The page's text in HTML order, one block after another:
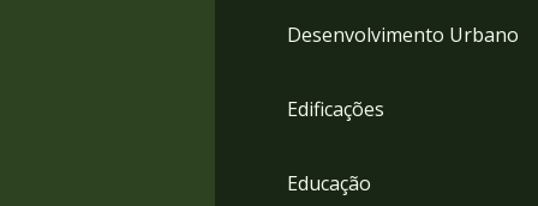
Desenvolvimento Urbano
Edificações
Educação